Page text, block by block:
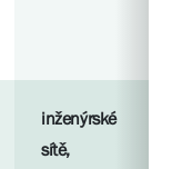
inženýrské
sítě,